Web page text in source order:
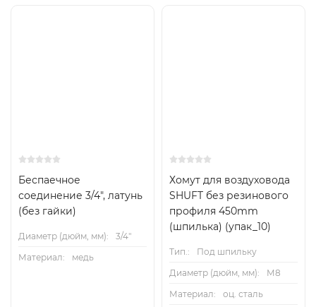
Беспаечное
соединение 3/4", латунь
(без гайки)
Диаметр (дюйм, мм):
3/4"
Материал:
медь
Хомут для воздуховода
SHUFT без резинового
профиля 450mm
(шпилька) (упак_10)
Тип.:
Под шпильку
Диаметр (дюйм, мм):
М8
Материал:
оц. сталь